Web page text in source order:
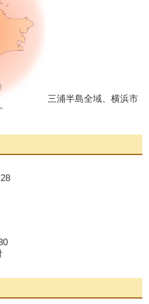
三浦半島全域、横浜市